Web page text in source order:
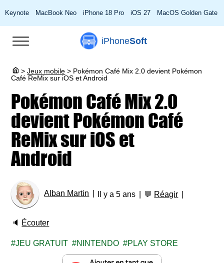
Keynote MacBook Neo iPhone 18 Pro iOS 27 MacOS Golden Gate
iPhoneSoft
> Jeux mobile > Pokémon Café Mix 2.0 devient Pokémon
Café ReMix sur iOS et Android
Pokémon Café Mix 2.0
devient Pokémon Café
ReMix sur iOS et
Android
Alban Martin Il y a 5 ans 💬 Réagir
🔈 Écouter
JEU GRATUIT NINTENDO PLAY STORE